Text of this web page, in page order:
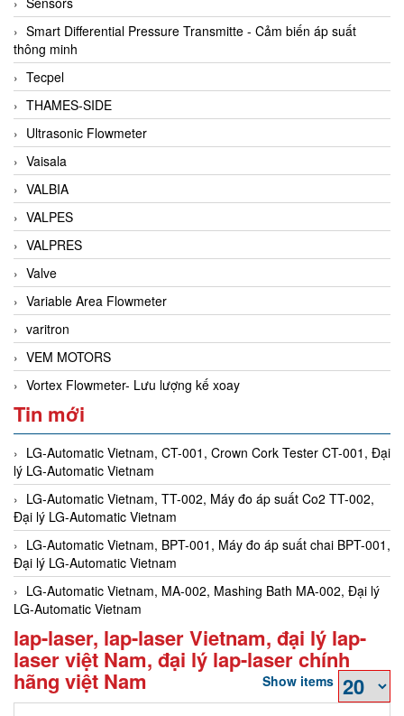
Smart Differential Pressure Transmitte - Cảm biến áp suất
thông minh
Tecpel
THAMES-SIDE
Ultrasonic Flowmeter
Vaisala
VALBIA
VALPES
VALPRES
Valve
Variable Area Flowmeter
varitron
VEM MOTORS
Vortex Flowmeter- Lưu lượng kế xoay
Tin mới
LG-Automatic Vietnam, CT-001, Crown Cork Tester CT-001, Đại
lý LG-Automatic Vietnam
LG-Automatic Vietnam, TT-002, Máy đo áp suất Co2 TT-002,
Đại lý LG-Automatic Vietnam
LG-Automatic Vietnam, BPT-001, Máy đo áp suất chai BPT-001,
Đại lý LG-Automatic Vietnam
LG-Automatic Vietnam, MA-002, Mashing Bath MA-002, Đại lý
LG-Automatic Vietnam
lap-laser, lap-laser Vietnam, đại lý lap-
laser việt Nam, đại lý lap-laser chính
hãng việt Nam Show items